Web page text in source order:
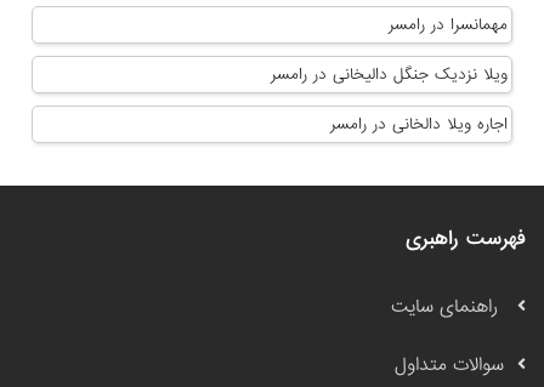
مهمانسرا در رامسر
ویلا نزدیک جنگل دالیخانی در رامسر
اجاره ویلا دالخانی در رامسر
فهرست راهبری
راهنمای سایت
سوالات متداول